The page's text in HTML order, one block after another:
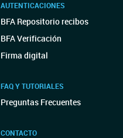
AUTENTICACIONES
BFA Repositorio recibos
BFA Verificación
Firma digital
FAQ Y TUTORIALES
Preguntas Frecuentes
CONTACTO